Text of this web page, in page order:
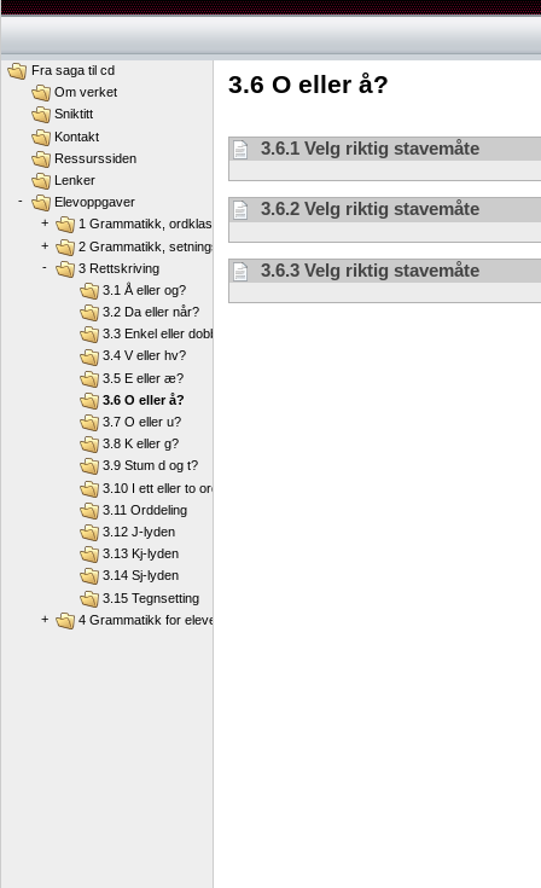
3.6 O eller å?
3.6.1 Velg riktig stavemåte
3.6.2 Velg riktig stavemåte
3.6.3 Velg riktig stavemåte
Fra saga til cd
Om verket
Sniktitt
Kontakt
Ressurssiden
Lenker
-
Elevoppgaver
+
1 Grammatikk, ordklasser
+
2 Grammatikk, setningsledd
-
3 Rettskriving
3.1 Å eller og?
3.2 Da eller når?
3.3 Enkel eller dobbel konsonant?
3.4 V eller hv?
3.5 E eller æ?
3.6 O eller å?
3.7 O eller u?
3.8 K eller g?
3.9 Stum d og t?
3.10 I ett eller to ord?
3.11 Orddeling
3.12 J-lyden
3.13 Kj-lyden
3.14 Sj-lyden
3.15 Tegnsetting
+
4 Grammatikk for elever som har nynorsk som sidemål